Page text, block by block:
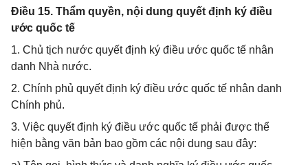
Điều 15. Thẩm quyền, nội dung quyết định ký điều
ước quốc tế
1. Chủ tịch nước quyết định ký điều ước quốc tế nhân
danh Nhà nước.
2. Chính phủ quyết định ký điều ước quốc tế nhân danh
Chính phủ.
3. Việc quyết định ký điều ước quốc tế phải được thể
hiện bằng văn bản bao gồm các nội dung sau đây: